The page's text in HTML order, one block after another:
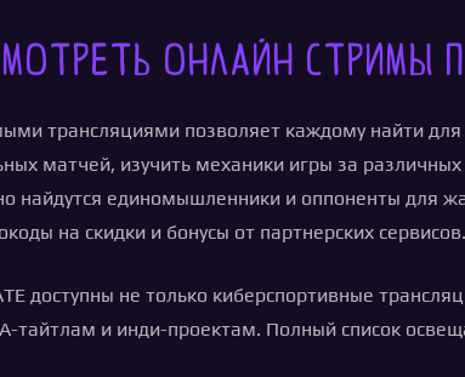
онлайн стримы
трансляциями позволяет каждому найти
матчей, изучить механики игры за
найдутся единомышленники и оппоненты для
на скидки и бонусы от партнерских сервисов.
доступны не только киберспортивные
тайтлам и инди-проектам. Полный список